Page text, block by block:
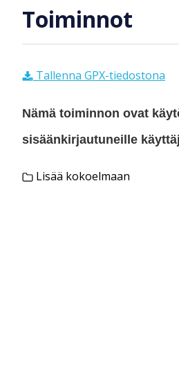
Toiminnot
Tallenna GPX-tiedostona
Nämä toiminnon ovat
sisäänkirjautuneille
Lisää kokoelmaan